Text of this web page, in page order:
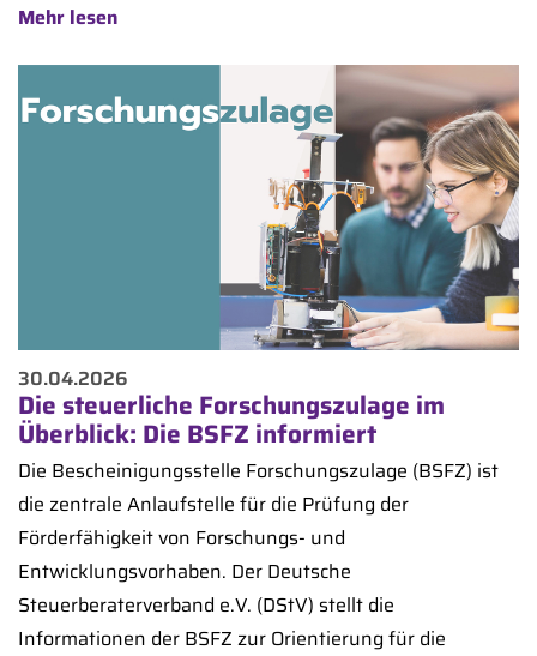
Mehr lesen
30.04.2026
Die steuerliche Forschungszulage im
Überblick: Die BSFZ informiert
Die Bescheinigungsstelle Forschungszulage (BSFZ) ist
die zentrale Anlaufstelle für die Prüfung der
Förderfähigkeit von Forschungs- und
Entwicklungsvorhaben. Der Deutsche
Steuerberaterverband e.V. (DStV) stellt die
Informationen der BSFZ zur Orientierung für die